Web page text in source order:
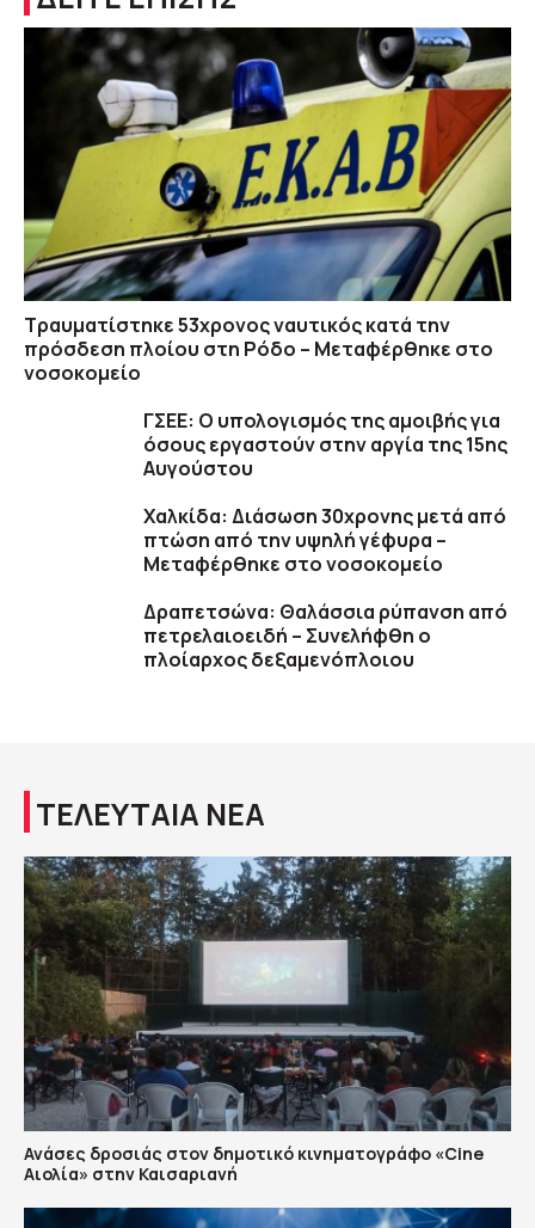
Τραυματίστηκε 53χρονος ναυτικός κατά την
πρόσδεση πλοίου στη Ρόδο – Μεταφέρθηκε στο
νοσοκομείο
ΓΣΕΕ: Ο υπολογισμός της αμοιβής για
όσους εργαστούν στην αργία της 15ης
Αυγούστου
Χαλκίδα: Διάσωση 30χρονης μετά από
πτώση από την υψηλή γέφυρα –
Μεταφέρθηκε στο νοσοκομείο
Δραπετσώνα: Θαλάσσια ρύπανση από
πετρελαιοειδή – Συνελήφθη ο
πλοίαρχος δεξαμενόπλοιου
ΤΕΛΕΥΤΑΙΑ ΝΕΑ
Ανάσες δροσιάς στον δημοτικό κινηματογράφο «Cine
Αιολία» στην Καισαριανή